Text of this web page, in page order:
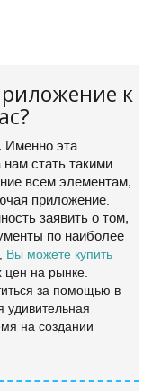
к
. Именно эта
стать такими
всем элементам,
приложение
заявить о том,
по наиболее
Вы можете купить
цен на рынке.
за помощью в
удивительная
на создании